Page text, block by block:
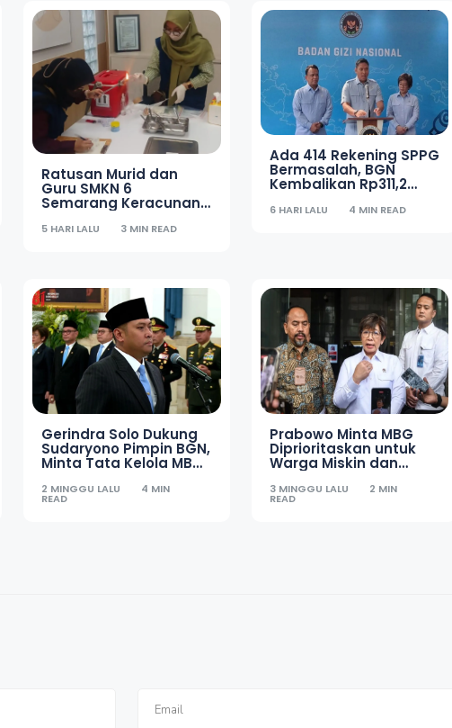
Ratusan Murid dan
Guru SMKN 6
Semarang Keracunan
Uji Lab
5 HARI LALU 3 MIN READ
Ada 414 Rekening SPPG
Bermasalah, BGN
Kembalikan Rp311,2
6 HARI LALU 4 MIN READ
Gerindra Solo Dukung
Sudaryono Pimpin BGN,
Minta Tata Kelola MBG
2 MINGGU LALU 4 MIN
READ
Prabowo Minta MBG
Diprioritaskan untuk
Warga Miskin dan
Daerah Rawan
Stunting
3 MINGGU LALU 2 MIN
READ